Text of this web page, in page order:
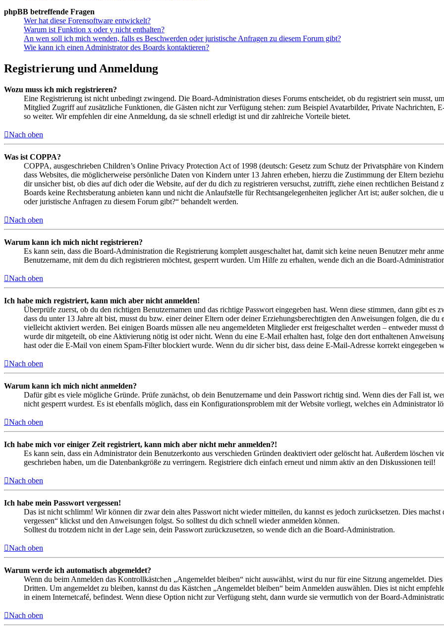
phpBB betreffende Fragen
Wer hat diese Forensoftware entwickelt?
Warum ist Funktion x oder y nicht enthalten?
An wen soll ich mich wenden, falls es Beschwerden oder juristische Anfragen zu diesem Forum gibt?
Wie kann ich einen Administrator des Boards kontaktieren?
Registrierung und Anmeldung
Wozu muss ich mich registrieren?
Eine Registrierung ist nicht unbedingt zwingend. Die Board-Administration dieses Forums entscheidet, ob du registriert sein musst,
Mitglied Zugriff auf zusätzliche Funktionen, die Gästen nicht zur Verfügung stehen: zum Beispiel Avatarbilder, Private Nachrichten,
so weiter. Wir empfehlen dir eine Anmeldung, da sie schnell erledigt ist und dir zahlreiche Vorteile bietet.
Nach oben
Was ist COPPA?
COPPA, ausgeschrieben Children’s Online Privacy Protection Act of 1998 (deutsch: Gesetz zum Schutz der Privatsphäre von
dass Websites, die möglicherweise persönliche Daten von Kindern unter 13 Jahren erheben, hierzu die Zustimmung der Eltern
dir unsicher bist, ob dies auf dich oder die Website, auf der du dich zu registrieren versuchst, zutrifft, ziehe einen rechtlichen
Boards keine Rechtsberatung anbieten kann und nicht die Anlaufstelle für Rechtsangelegenheiten jeglicher Art ist; außer solchen,
oder juristische Anfragen zu diesem Forum gibt?“ behandelt werden.
Nach oben
Warum kann ich mich nicht registrieren?
Es kann sein, dass die Board-Administration die Registrierung komplett ausgeschaltet hat, damit sich keine neuen Benutzer mehr
Benutzername, mit dem du dich registrieren möchtest, gesperrt wurden. Um Hilfe zu erhalten, wende dich an die Board-
Nach oben
Ich habe mich registriert, kann mich aber nicht anmelden!
Überprüfe zuerst, ob du den richtigen Benutzernamen und das richtige Passwort eingegeben hast. Wenn diese stimmen, dann gibt es
dass du unter 13 Jahre alt bist, musst du bzw. einer deiner Eltern oder deiner Erziehungsberechtigten den Anweisungen folgen, die
vielleicht aktiviert werden. Bei einigen Boards müssen alle neu angemeldeten Mitglieder erst freigeschaltet werden – entweder musst
wurde dir mitgeteilt, ob eine Aktivierung nötig ist oder nicht. Wenn du eine E-Mail erhalten hast, folge den dort enthaltenen
hast oder die E-Mail von einem Spam-Filter blockiert wurde. Wenn du dir sicher bist, dass deine E-Mail-Adresse korrekt eingegeben
Nach oben
Warum kann ich mich nicht anmelden?
Dafür gibt es viele mögliche Gründe. Prüfe zunächst, ob dein Benutzername und dein Passwort richtig sind. Wenn dies der Fall ist,
nicht gesperrt wurdest. Es ist ebenfalls möglich, dass ein Konfigurationsproblem mit der Website vorliegt, welches ein Administrator
Nach oben
Ich habe mich vor einiger Zeit registriert, kann mich aber nicht mehr anmelden?!
Es kann sein, dass ein Administrator dein Benutzerkonto aus verschieden Gründen deaktiviert oder gelöscht hat. Außerdem löschen
geschrieben haben, um die Datenbankgröße zu verringern. Registriere dich einfach erneut und nimm aktiv an den Diskussionen teil!
Nach oben
Ich habe mein Passwort vergessen!
Das ist nicht schlimm! Wir können dir zwar dein altes Passwort nicht wieder mitteilen, du kannst es jedoch zurücksetzen. Dies
vergessen“ klickst und den Anweisungen folgst. So solltest du dich schnell wieder anmelden können.
Solltest du trotzdem nicht in der Lage sein, dein Passwort zurückzusetzen, so wende dich an die Board-Administration.
Nach oben
Warum werde ich automatisch abgemeldet?
Wenn du beim Anmelden das Kontrollkästchen „Angemeldet bleiben“ nicht auswählst, wirst du nur für eine Sitzung angemeldet.
Dritten. Um angemeldet zu bleiben, kannst du das Kästchen „Angemeldet bleiben“ beim Anmelden auswählen. Dies ist nicht
in einem Internetcafé, befindest. Wenn diese Option nicht zur Verfügung steht, dann wurde sie vermutlich von der Board-
Nach oben